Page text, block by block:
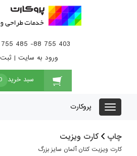
485 -88 755 403
ورود به سایت |
سبد خرید
پروکارت
چاپ کارت ویزیت
کارت ویزیت کتان آلمان سایز بزرگ